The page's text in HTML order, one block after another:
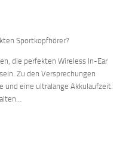
Sportkopfhörer?
die perfekten Wireless In-Ear
Zu den Versprechungen
eine ultralange Akkulaufzeit.